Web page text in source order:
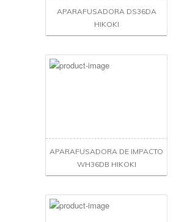
APARAFUSADORA DS36DA
HIKOKI
APARAFUSADORA DE IMPACTO
WH36DB HIKOKI